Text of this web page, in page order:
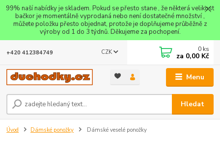
99% naší nabídky je skladem. Pokud se přesto stane , že některá velikost
bačkor je momentálně vyprodaná nebo není dostatečné množství ,
můžete položku přesto objednat, protože je doplňujeme průběžně z
výroby od 1 do 3 týdnů. Děkujeme za pochopení.
Menu
CZK
Hledat
+420 412384749 0 ks
za 0,00 Kč
Úvod Dámské ponožky Dámské veselé ponožky